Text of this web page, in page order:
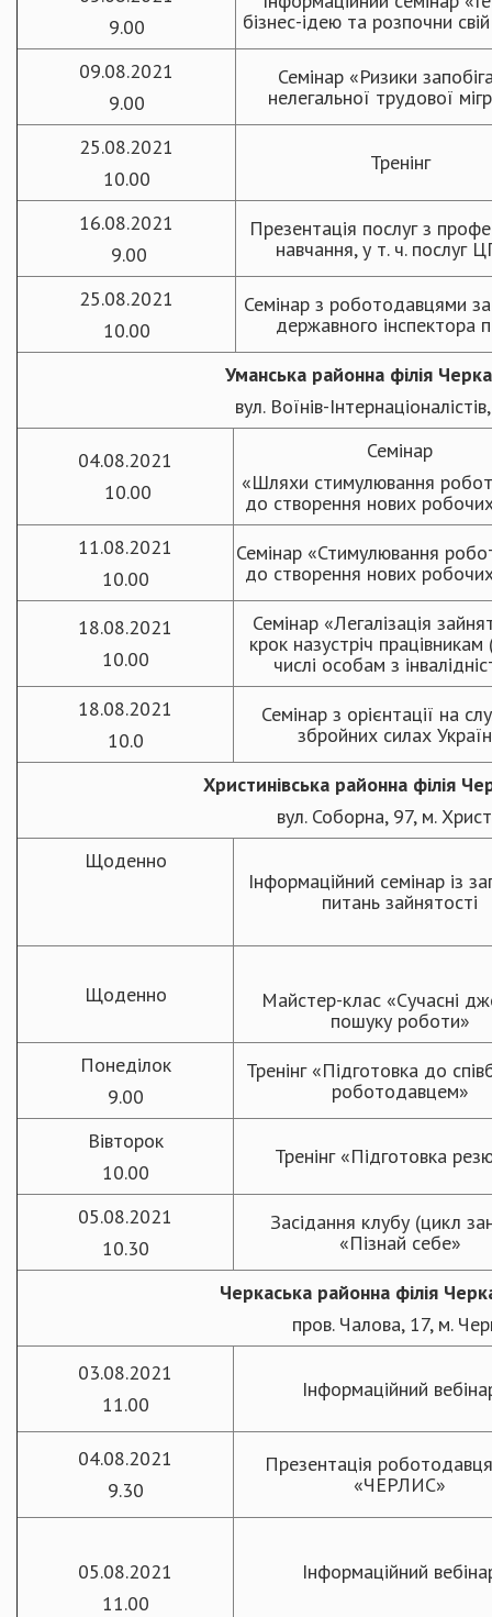
9.00
бізнес-ідею та розпочни
09.08.2021
9.00
Семінар «Ризики
нелегальної трудової
25.08.2021
10.00
Тренінг
16.08.2021
9.00
Презентація послуг з
навчання, у т. ч. послуг
25.08.2021
10.00
Семінар з роботодавцями
державного інспектора
Уманська районна філія
вул. Воїнів-
04.08.2021
10.00
Семінар
«Шляхи стимулювання
до створення нових
11.08.2021
10.00
Семінар «Стимулювання
до створення нових
18.08.2021
10.00
Семінар «Легалізація
крок назустріч
числі особам з
18.08.2021
10.0
Семінар з орієнтації на
збройних силах
Христинівська районна філія
вул. Соборна, 97, м.
Щоденно
Інформаційний семінар із
питань зайнятості
Щоденно
Майстер-клас «Сучасні
пошуку роботи»
Понеділок
9.00
Тренінг «Підготовка до
роботодавцем»
Вівторок
10.00
Тренінг «Підготовка
05.08.2021
10.30
Засідання клубу (цикл
«Пізнай себе»
Черкаська районна філія
пров. Чалова, 17, м.
03.08.2021
11.00
Інформаційний
04.08.2021
9.30
Презентація
«ЧЕРЛИС»
05.08.2021
11.00
Інформаційний